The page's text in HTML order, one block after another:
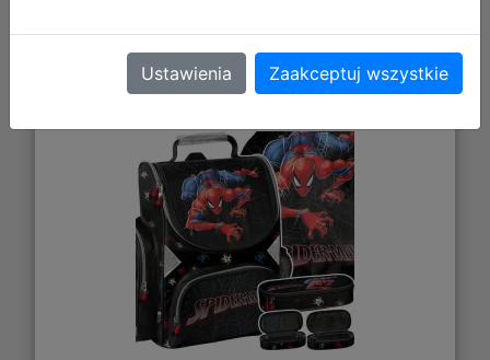
Spiderman Tornister SP26FF-525 +
Piórnik SP26FF-013 + Worek
SP26FF-712
Ustawienia Zaakceptuj wszystkie